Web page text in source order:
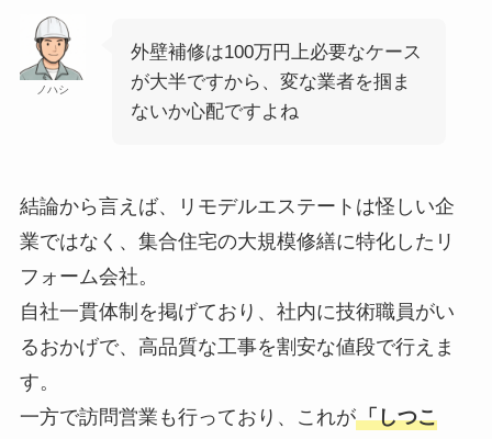
ノハシ
外壁補修は100万円上必要なケース
が大半ですから、変な業者を掴ま
ないか心配ですよね
結論から言えば、リモデルエステートは怪しい企
業ではなく、集合住宅の大規模修繕に特化したリ
フォーム会社。
自社一貫体制を掲げており、社内に技術職員がい
るおかげで、高品質な工事を割安な値段で行えま
す。
一方で訪問営業も行っており、これが「しつこ